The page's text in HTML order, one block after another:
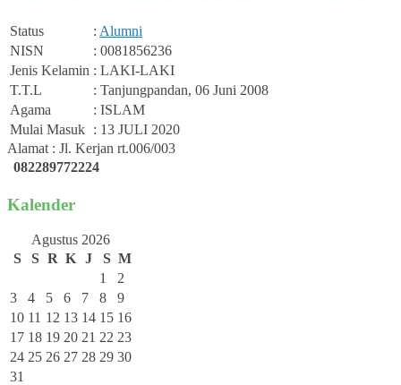
Status : Alumni
NISN
: 0081856236
Jenis Kelamin : LAKI-LAKI
T.T.L
: Tanjungpandan, 06 Juni 2008
Agama
: ISLAM
Mulai Masuk : 13 JULI 2020
Alamat : Jl. Kerjan rt.006/003
082289772224
Kalender
Agustus 2026
S
S R K J S M
1
2
3
4 5 6 7 8
9
10 11 12 13 14 15 16
17 18 19 20 21 22 23
24 25 26 27 28 29 30
31